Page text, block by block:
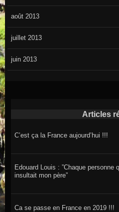
août 2013
juillet 2013
juin 2013
Articles
C’est ça la France aujourd’hui !!!
Edouard Louis : ”Chaque personne
insultait mon père”
Ca se passe en France en 2019 !!!